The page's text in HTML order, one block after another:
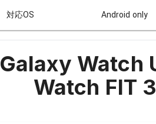
対応OS Android only
Galaxy Watch
Watch FIT 3